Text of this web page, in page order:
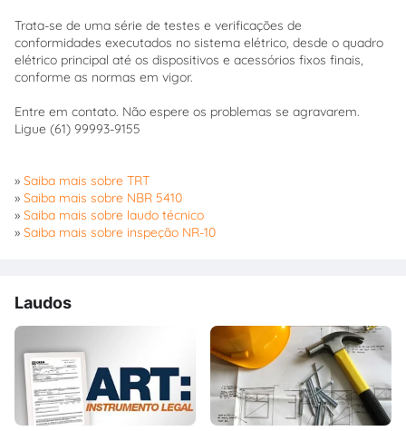
Trata-se de uma série de testes e verificações de
conformidades executados no sistema elétrico, desde o quadro
elétrico principal até os dispositivos e acessórios fixos finais,
conforme as normas em vigor.
Entre em contato. Não espere os problemas se agravarem.
Ligue (61) 99993-9155
» Saiba mais sobre TRT
» Saiba mais sobre NBR 5410
» Saiba mais sobre laudo técnico
» Saiba mais sobre inspeção NR-10
Laudos